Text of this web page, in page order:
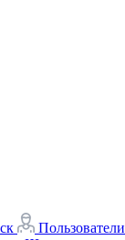
Пользователи